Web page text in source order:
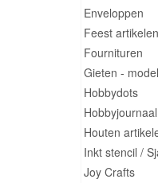
Enveloppen
Feest artikelen
Fournituren
Gieten -
Hobbydots
Houten
Inkt stencil /
Joy Crafts